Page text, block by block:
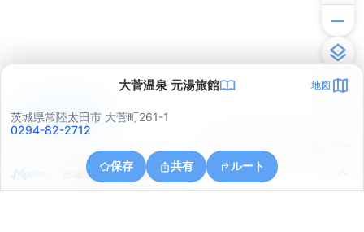
大菅温泉 元湯旅館 地図
茨城県常陸太田市 大菅町261-1
0294-82-2712
保存 共有 ルート
茨城県日立市十王町黒坂
アプリで見る